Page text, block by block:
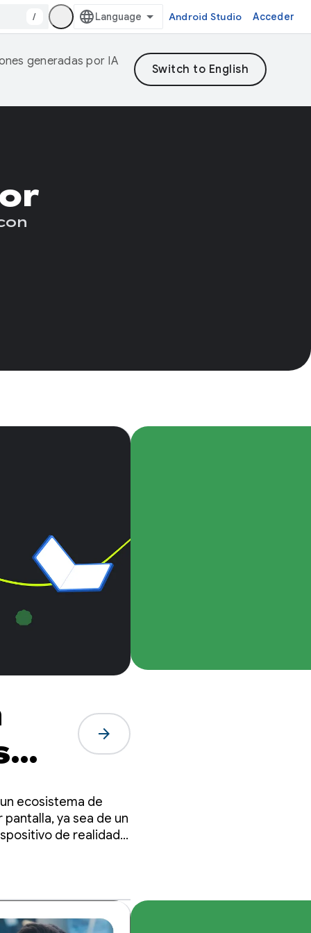
/ Android Studio Acceder
generadas por IA
arrow_forward
ecosistema de
ya sea de un
de realidad